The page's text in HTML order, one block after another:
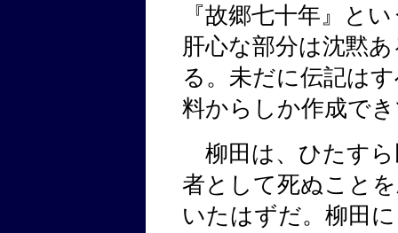
『故郷七十年』と
肝心な部分は沈黙
る。未だに伝記は
料からしか作成で
柳田は、ひたすら
者として死ぬこと
いたはずだ。柳田